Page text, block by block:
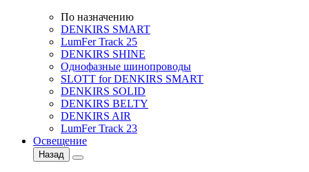
По назначению
DENKIRS SMART
LumFer Track 25
DENKIRS SHINE
Однофазные шинопроводы
SLOTT for DENKIRS SMART
DENKIRS SOLID
DENKIRS BELTY
DENKIRS AIR
LumFer Track 23
Освещение
Назад